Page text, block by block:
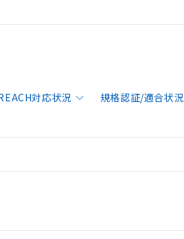
対応状況 規格認証/適合状況